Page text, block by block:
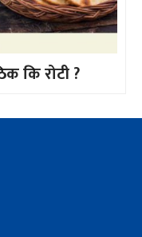
कि रोटी ?